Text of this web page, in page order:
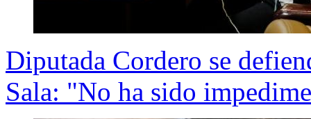
Diputada Cordero se
Sala: "No ha sido